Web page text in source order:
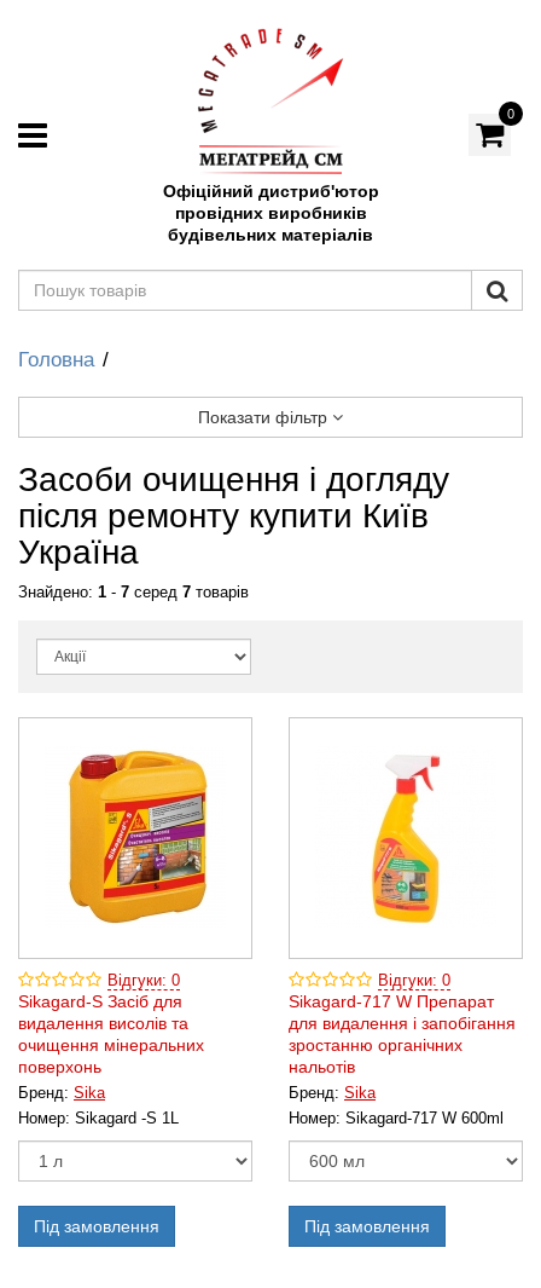
Офіційний дистриб'ютор
провідних виробників
будівельних матеріалів
0
Головна
Показати фільтр
Засоби очищення і догляду
після ремонту купити Київ
Україна
Знайдено: 1 - 7 серед 7 товарів
Відгуки: 0
Sikagard-S Засіб для
видалення висолів та
очищення мінеральних
поверхонь
Бренд: Sika
Номер: Sikagard -S 1L
Під замовлення
Відгуки: 0
Sikagard-717 W Препарат
для видалення і запобігання
зростанню органічних
нальотів
Бренд: Sika
Номер: Sikagard-717 W 600ml
Під замовлення